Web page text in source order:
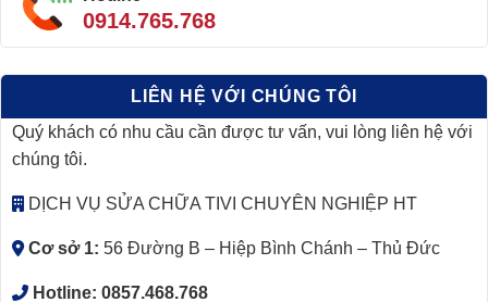
0914.765.768
LIÊN HỆ VỚI CHÚNG TÔI
Quý khách có nhu cầu cần được tư vấn, vui lòng liên hệ với
chúng tôi.
DỊCH VỤ SỬA CHỮA TIVI CHUYÊN NGHIỆP HT
Cơ sở 1: 56 Đường B – Hiệp Bình Chánh – Thủ Đức
Hotline: 0857.468.768